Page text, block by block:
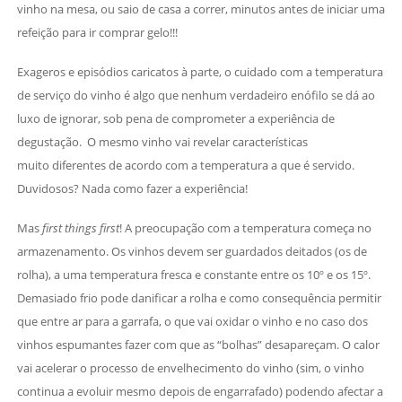
vinho na mesa, ou saio de casa a correr, minutos antes de iniciar uma
refeição para ir comprar gelo!!!
Exageros e episódios caricatos à parte, o cuidado com a temperatura
de serviço do vinho é algo que nenhum verdadeiro enófilo se dá ao
luxo de ignorar, sob pena de comprometer a experiência de
degustação. O mesmo vinho vai revelar características
muito diferentes de acordo com a temperatura a que é servido.
Duvidosos? Nada como fazer a experiência!
Masfirst things first! A preocupação com a temperatura começa no
armazenamento. Os vinhos devem ser guardados deitados (os de
rolha), a uma temperatura fresca e constante entre os 10º e os 15º.
Demasiado frio pode danificar a rolha e como consequência permitir
que entre ar para a garrafa, o que vai oxidar o vinho e no caso dos
vinhos espumantes fazer com que as “bolhas” desapareçam. O calor
vai acelerar o processo de envelhecimento do vinho (sim, o vinho
continua a evoluir mesmo depois de engarrafado) podendo afectar a